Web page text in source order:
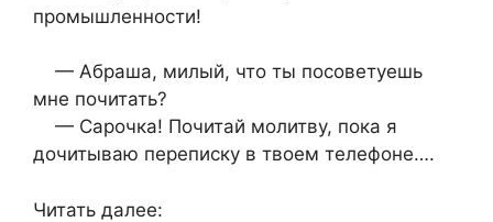
промышленности!
— Абраша, милый, что ты посоветуешь
мне почитать?
— Сарочка! Почитай молитву, пока я
дочитываю переписку в твоем телефоне….
Читать далее: